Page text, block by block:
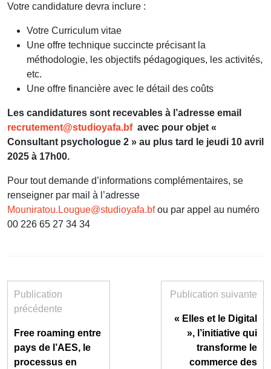
Votre candidature devra inclure :
Votre Curriculum vitae
Une offre technique succincte précisant la
méthodologie, les objectifs pédagogiques, les activités,
etc.
Une offre financière avec le détail des coûts
Les candidatures sont recevables à l’adresse email
recrutement@studioyafa.bfavec pour objet «
Consultant psychologue 2 » au plus tard le jeudi 10 avril
2025 à 17h00.
Pour tout demande d’informations complémentaires, se
renseigner par mail à l’adresse
Mouniratou.Lougue@studioyafa.bfou par appel au numéro
00 226 65 27 34 34
Publication
précédente
Free roaming entre
pays de l’AES, le
processus en
Publication suivante
« Elles et le Digital
», l’initiative qui
transforme le
commerce des